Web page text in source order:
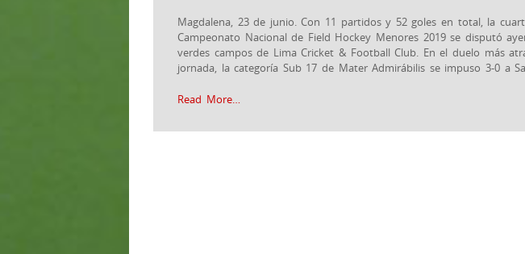
Magdalena, 23 de junio. Con 11 partidos y 52 goles en total, la
Campeonato Nacional de Field Hockey Menores 2019 se disputó
verdes campos de Lima Cricket & Football Club. En el duelo más
jornada, la categoría Sub 17 de Mater Admirábilis se impuso 3-0 a
Read More…